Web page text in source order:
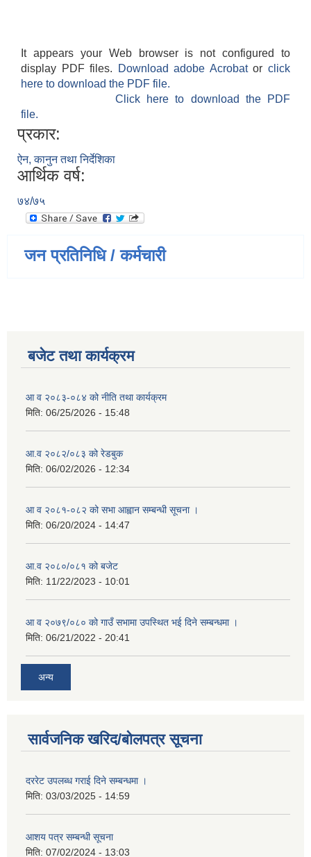
It appears your Web browser is not configured to
display PDF files.
Download adobe Acrobatorclick
here to download the PDF file.
Click here to download the PDF
file.
प्रकार:
ऐन, कानुन तथा निर्देशिका
आर्थिक वर्ष:
७४/७५
जन प्रतिनिधि / कर्मचारी
बजेट तथा कार्यक्रम
आ व २०८३-०८४ को नीति तथा कार्यक्रम
मिति: 06/25/2026 - 15:48
आ.व २०८२/०८३ को रेडबुक
मिति: 06/02/2026 - 12:34
आ व २०८१-०८२ को सभा आह्वान सम्बन्धी सूचना ।
मिति: 06/20/2024 - 14:47
आ.व २०८०/०८१ को बजेट
मिति: 11/22/2023 - 10:01
आ व २०७९/०८० को गाउँ सभामा उपस्थित भई दिने सम्बन्धमा ।
मिति: 06/21/2022 - 20:41
अन्य
सार्वजनिक खरिद/बोलपत्र सूचना
दररेट उपलब्ध गराई दिने सम्बन्धमा ।
मिति: 03/03/2025 - 14:59
आशय पत्र सम्बन्धी सूचना
मिति: 07/02/2024 - 13:03